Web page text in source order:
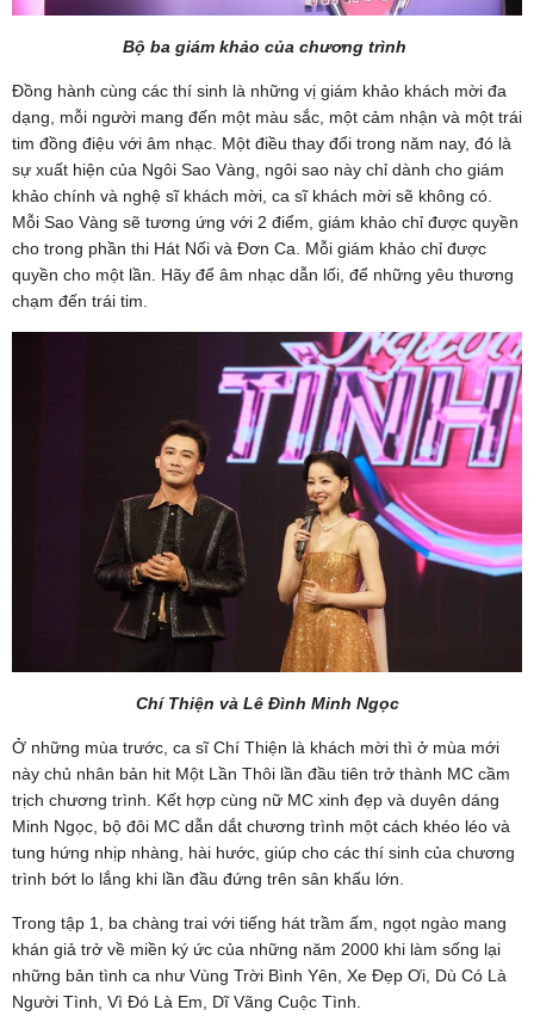
Bộ ba giám khảo của chương trình
Đồng hành cùng các thí sinh là những vị giám khảo khách mời đa
dạng, mỗi người mang đến một màu sắc, một cảm nhận và một trái
tim đồng điệu với âm nhạc. Một điều thay đổi trong năm nay, đó là
sự xuất hiện của Ngôi Sao Vàng, ngôi sao này chỉ dành cho giám
khảo chính và nghệ sĩ khách mời, ca sĩ khách mời sẽ không có.
Mỗi Sao Vàng sẽ tương ứng với 2 điểm, giám khảo chỉ được quyền
cho trong phần thi Hát Nối và Đơn Ca. Mỗi giám khảo chỉ được
quyền cho một lần. Hãy để âm nhạc dẫn lối, để những yêu thương
chạm đến trái tim.
Chí Thiện và Lê Đình Minh Ngọc
Ở những mùa trước, ca sĩ Chí Thiện là khách mời thì ở mùa mới
này chủ nhân bản hit Một Lần Thôi lần đầu tiên trở thành MC cầm
trịch chương trình. Kết hợp cùng nữ MC xinh đẹp và duyên dáng
Minh Ngọc, bộ đôi MC dẫn dắt chương trình một cách khéo léo và
tung hứng nhịp nhàng, hài hước, giúp cho các thí sinh của chương
trình bớt lo lắng khi lần đầu đứng trên sân khấu lớn.
Trong tập 1, ba chàng trai với tiếng hát trầm ấm, ngọt ngào mang
khán giả trở về miền ký ức của những năm 2000 khi làm sống lại
những bản tình ca như Vùng Trời Bình Yên, Xe Đẹp Ơi, Dù Có Là
Người Tình, Vì Đó Là Em, Dĩ Vãng Cuộc Tình.